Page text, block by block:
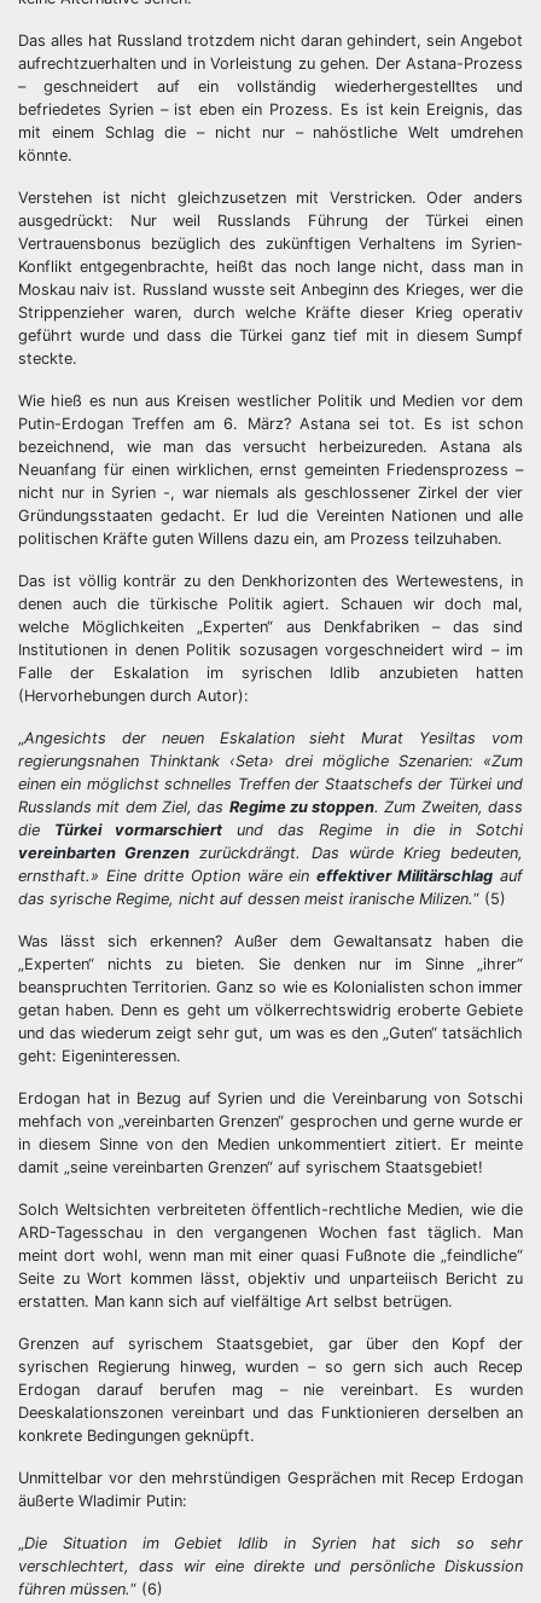
Das alles hat Russland trotzdem nicht daran gehindert, sein Angebot
aufrechtzuerhalten und in Vorleistung zu gehen. Der Astana-Prozess
– geschneidert auf ein vollständig wiederhergestelltes und
befriedetes Syrien – ist eben ein Prozess. Es ist kein Ereignis, das
mit einem Schlag die – nicht nur – nahöstliche Welt umdrehen
könnte.
Verstehen ist nicht gleichzusetzen mit Verstricken. Oder anders
ausgedrückt: Nur weil Russlands Führung der Türkei einen
Vertrauensbonus bezüglich des zukünftigen Verhaltens im Syrien-
Konflikt entgegenbrachte, heißt das noch lange nicht, dass man in
Moskau naiv ist. Russland wusste seit Anbeginn des Krieges, wer die
Strippenzieher waren, durch welche Kräfte dieser Krieg operativ
geführt wurde und dass die Türkei ganz tief mit in diesem Sumpf
steckte.
Wie hieß es nun aus Kreisen westlicher Politik und Medien vor dem
Putin-Erdogan Treffen am 6. März? Astana sei tot. Es ist schon
bezeichnend, wie man das versucht herbeizureden. Astana als
Neuanfang für einen wirklichen, ernst gemeinten Friedensprozess –
nicht nur in Syrien -, war niemals als geschlossener Zirkel der vier
Gründungsstaaten gedacht. Er lud die Vereinten Nationen und alle
politischen Kräfte guten Willens dazu ein, am Prozess teilzuhaben.
Das ist völlig konträr zu den Denkhorizonten des Wertewestens, in
denen auch die türkische Politik agiert. Schauen wir doch mal,
welche Möglichkeiten „Experten“ aus Denkfabriken – das sind
Institutionen in denen Politik sozusagen vorgeschneidert wird – im
Falle der Eskalation im syrischen Idlib anzubieten hatten
(Hervorhebungen durch Autor):
„Angesichts der neuen Eskalation sieht Murat Yesiltas vom
regierungsnahen Thinktank ‹Seta› drei mögliche Szenarien: «Zum
einen ein möglichst schnelles Treffen der Staatschefs der Türkei und
Russlands mit dem Ziel, das Regime zu stoppen. Zum Zweiten, dass
die Türkei vormarschiert und das Regime in die in Sotchi
vereinbarten Grenzen zurückdrängt. Das würde Krieg bedeuten,
ernsthaft.» Eine dritte Option wäre eineffektiver Militärschlag auf
das syrische Regime, nicht auf dessen meist iranische Milizen.“ (5)
Was lässt sich erkennen? Außer dem Gewaltansatz haben die
„Experten“ nichts zu bieten. Sie denken nur im Sinne „ihrer“
beanspruchten Territorien. Ganz so wie es Kolonialisten schon immer
getan haben. Denn es geht um völkerrechtswidrig eroberte Gebiete
und das wiederum zeigt sehr gut, um was es den „Guten“ tatsächlich
geht: Eigeninteressen.
Erdogan hat in Bezug auf Syrien und die Vereinbarung von Sotschi
mehfach von „vereinbarten Grenzen“ gesprochen und gerne wurde er
in diesem Sinne von den Medien unkommentiert zitiert. Er meinte
damit „seine vereinbarten Grenzen“ auf syrischem Staatsgebiet!
Solch Weltsichten verbreiteten öffentlich-rechtliche Medien, wie die
ARD-Tagesschau in den vergangenen Wochen fast täglich. Man
meint dort wohl, wenn man mit einer quasi Fußnote die „feindliche“
Seite zu Wort kommen lässt, objektiv und unparteiisch Bericht zu
erstatten. Man kann sich auf vielfältige Art selbst betrügen.
Grenzen auf syrischem Staatsgebiet, gar über den Kopf der
syrischen Regierung hinweg, wurden – so gern sich auch Recep
Erdogan darauf berufen mag – nie vereinbart. Es wurden
Deeskalationszonen vereinbart und das Funktionieren derselben an
konkrete Bedingungen geknüpft.
Unmittelbar vor den mehrstündigen Gesprächen mit Recep Erdogan
äußerte Wladimir Putin:
„Die Situation im Gebiet Idlib in Syrien hat sich so sehr
verschlechtert, dass wir eine direkte und persönliche Diskussion
führen müssen.“ (6)